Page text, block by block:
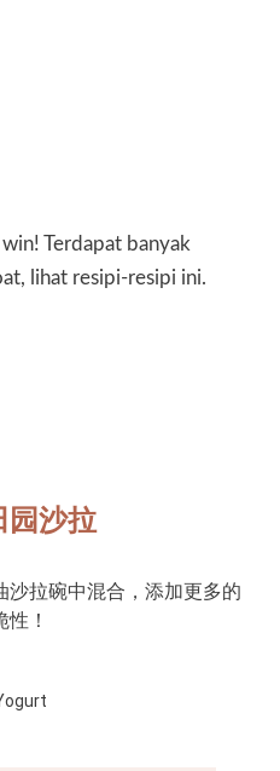
Terdapat banyak
lihat resipi-resipi ini.
园沙拉
沙拉碗中混合，添加更多的
性！